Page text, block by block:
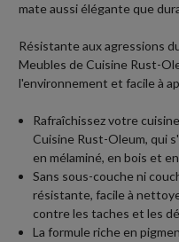
mate aussi élégante que
Résistante aux agressions
Meubles de Cuisine Rust-
l'environnement et facile à
Rafraîchissez votre
Cuisine Rust-Oleum, qui
en mélaminé, en bois et
Sans sous-couche ni
résistante, facile à
contre les taches et les
La formule riche en